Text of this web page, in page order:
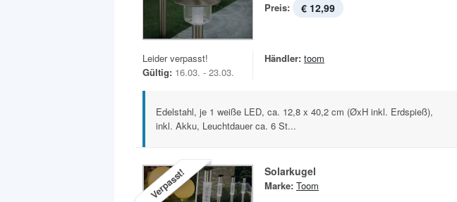
Preis: € 12,99
Leider verpasst!
Gültig: 16.03. - 23.03.
Händler: toom
Edelstahl, je 1 weiße LED, ca. 12,8 x 40,2 cm (ØxH inkl. Erdspieß),
inkl. Akku, Leuchtdauer ca. 6 St...
Verpasst! Solarkugel
Marke: Toom